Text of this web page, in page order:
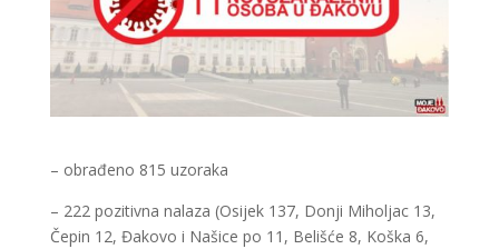
– obrađeno 815 uzoraka
– 222 pozitivna nalaza (Osijek 137, Donji Miholjac 13,
Čepin 12, Đakovo i Našice po 11, Belišće 8, Koška 6,